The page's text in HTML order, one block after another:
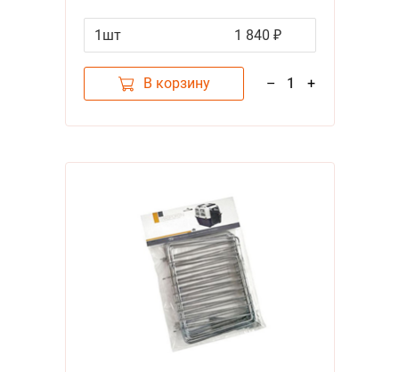
1шт
1 840 ₽
В корзину – 1 +